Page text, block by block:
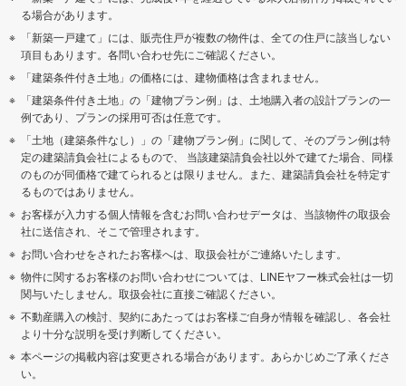
る場合があります。
「新築一戸建て」には、販売住戸が複数の物件は、全ての住戸に該当しない
項目もあります。各問い合わせ先にご確認ください。
「建築条件付き土地」の価格には、建物価格は含まれません。
「建築条件付き土地」の「建物プラン例」は、土地購入者の設計プランの一
例であり、プランの採用可否は任意です。
「土地（建築条件なし）」の「建物プラン例」に関して、そのプラン例は特
定の建築請負会社によるもので、 当該建築請負会社以外で建てた場合、同様
のものが同価格で建てられるとは限りません。また、建築請負会社を特定す
るものではありません。
お客様が入力する個人情報を含むお問い合わせデータは、当該物件の取扱会
社に送信され、そこで管理されます。
お問い合わせをされたお客様へは、取扱会社がご連絡いたします。
物件に関するお客様のお問い合わせについては、LINEヤフー株式会社は一切
関与いたしません。取扱会社に直接ご確認ください。
不動産購入の検討、契約にあたってはお客様ご自身が情報を確認し、各会社
より十分な説明を受け判断してください。
本ページの掲載内容は変更される場合があります。あらかじめご了承くださ
い。